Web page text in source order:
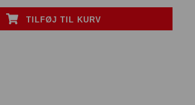
TILFØJ TIL KURV